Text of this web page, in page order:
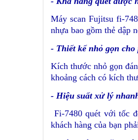
Máy scan Fujitsu fi-
nhựa bao gồm thẻ dập
- Thiết kế nhỏ gọn
Kích thước nhỏ gọn
khoảng cách có kích
- Hiệu suất xử lý
Fi-7480 quét với tốc
khách hàng của bạn